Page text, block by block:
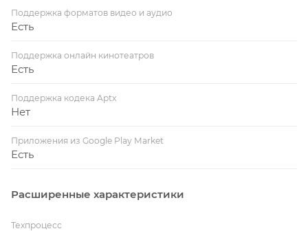
Поддержка форматов видео и аудио
Есть
Поддержка онлайн кинотеатров
Есть
Поддержка кодека Aptx
Нет
Приложения из Google Play Market
Есть
Расширенные характеристики
Техпроцесс